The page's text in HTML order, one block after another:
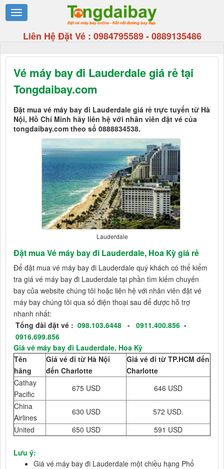
Liên Hệ Đặt Vé : 0984795589-0889135486
Vé máy bay đi Lauderdale giá rẻ tại
Tongdaibay.com
Đặt mua vé máy bay đi Lauderdale giá rẻ trực tuyến từ Hà
Nội, Hồ Chí Minh hãy liên hệ với nhân viên đặt vé của
tongdaibay.com theo số 0888834538.
Lauderdale
Đặt mua Vé máy bay đi Lauderdale, Hoa Kỳ giá rẻ
Để đặt mua vé máy bay đi Lauderdale quý khách có thể kiểm
tra giá vé máy bay đi Lauderdale tại phần tìm kiếm chuyến
bay của website chúng tôi hoặc liên hệ với nhân viên đặt vé
máy bay chúng tôi qua số điện thoại sau để được hỗ trợ
nhanh nhất:
Tổng đài đặt vé : 098.103.6448 - 0911.400.856 -
0916.699.856
Giá vé máy bay đi Lauderdale, Hoa Kỳ
Tên
hãng
Giá vé đi từ Hà Nội
đến Charlotte
Giá vé đi từ TP.HCM đến
Charlotte
Cathay
Pacific
675 USD
646 USD
China
Airlines
630 USD
572 USD.
United
650 USD 591 USD
Lưu ý:
Giá vé máy bay đi Lauderdale một chiều hạng Phổ